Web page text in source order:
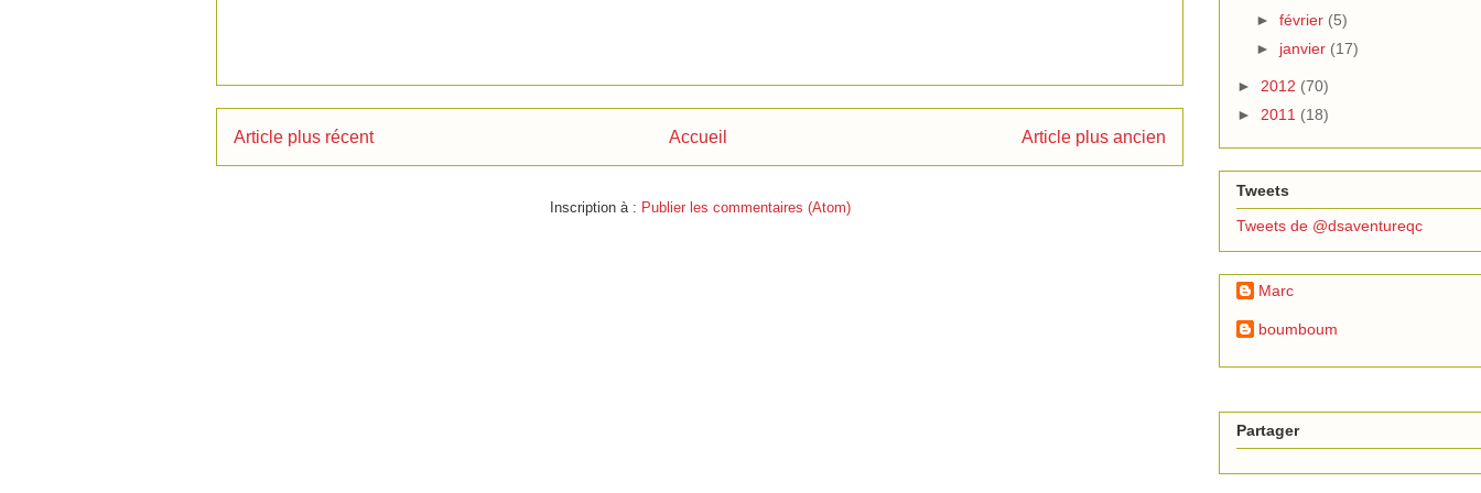
Article plus récent Article plus ancien
Accueil
Inscription à : Publier les commentaires (Atom)
► février (5)
► janvier (17)
► 2012 (70)
► 2011 (18)
Tweets
Tweets de @dsaventureqc
Marc
boumboum
Partager